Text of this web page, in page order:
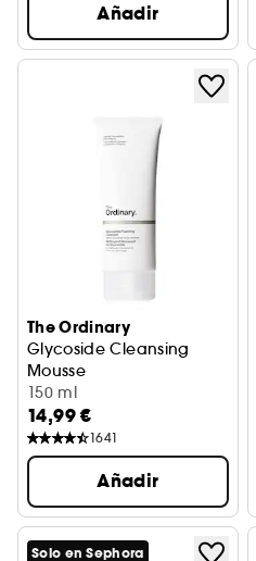
Añadir
The Ordinary
Glycoside Cleansing
Mousse
Espuma limpiadora facial
150 ml
14,99 €
1641
Añadir
Solo en Sephora